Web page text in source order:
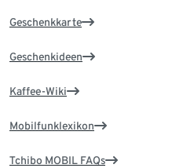
Geschenkkarte
Geschenkideen
Kaffee-Wiki
Mobilfunklexikon
Tchibo MOBIL FAQs